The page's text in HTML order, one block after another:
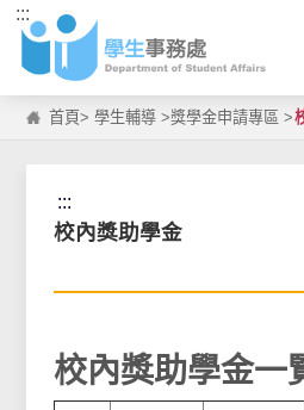
跳到主要內容區塊
:::
首頁>學生輔導 >獎學金申請專區 >
:::
校內獎助學金
校內獎助學金一